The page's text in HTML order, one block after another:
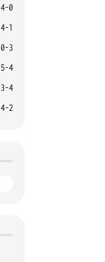
4-0
4-1
0-3
5-4
3-4
4-2